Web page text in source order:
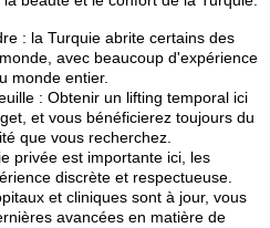
: la Turquie abrite certains des
avec beaucoup d'expérience
monde entier.
: Obtenir un lifting temporal ici
et vous bénéficierez toujours du
que vous recherchez.
privée est importante ici, les
discrète et respectueuse.
et cliniques sont à jour, vous
avancées en matière de